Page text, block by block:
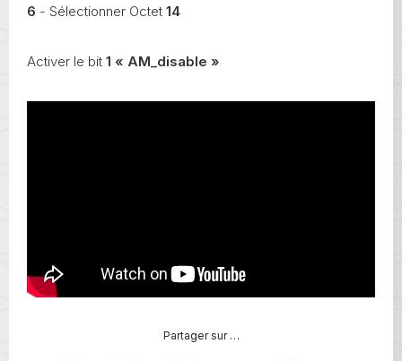
6 - Sélectionner Octet 14
Activer le bit 1 « AM_disable »
Partager sur …